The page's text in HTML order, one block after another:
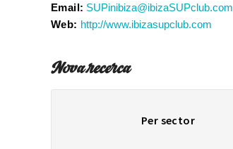
Email: SUPinibiza@ibizaSUPclub.com
Web: http://www.ibizasupclub.com
Nova recerca
Per sector